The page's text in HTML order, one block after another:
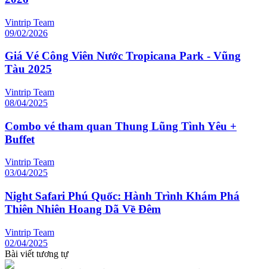
Vintrip Team
09/02/2026
Giá Vé Công Viên Nước Tropicana Park - Vũng
Tàu 2025
Vintrip Team
08/04/2025
Combo vé tham quan Thung Lũng Tình Yêu +
Buffet
Vintrip Team
03/04/2025
Night Safari Phú Quốc: Hành Trình Khám Phá
Thiên Nhiên Hoang Dã Về Đêm
Vintrip Team
02/04/2025
Bài viết tương tự